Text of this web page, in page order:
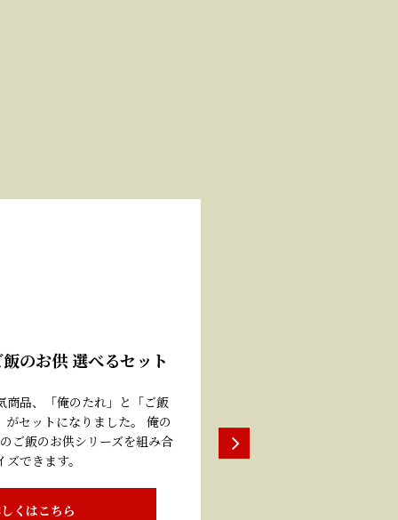
のお供 選べるセット
商品、「俺のたれ」と「ご飯
がセットになりました。 俺の
ご飯のお供シリーズを組み合
できます。
くはこちら